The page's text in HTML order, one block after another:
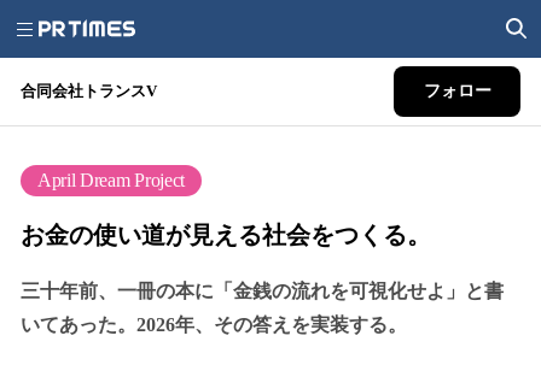
合同会社トランスV フォロー
April Dream Project
お金の使い道が見える社会をつくる。
三十年前、一冊の本に「金銭の流れを可視化せよ」と書
いてあった。2026年、その答えを実装する。